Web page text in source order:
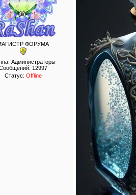
ФОРУМА
Администраторы
12997
Статус: Offline